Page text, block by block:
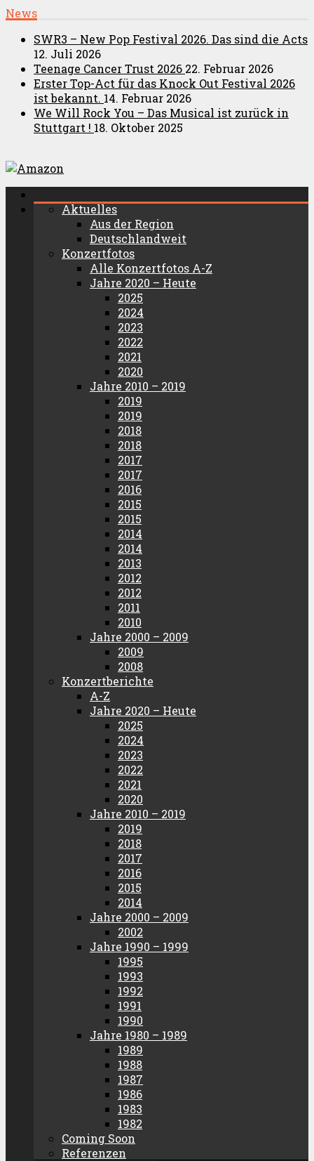
News
SWR3 – New Pop Festival 2026. Das sind die Acts
12. Juli 2026
Teenage Cancer Trust 2026 22. Februar 2026
Erster Top-Act für das Knock Out Festival 2026
ist bekannt. 14. Februar 2026
We Will Rock You – Das Musical ist zurück in
Stuttgart ! 18. Oktober 2025
Aktuelles
Aus der Region
Deutschlandweit
Konzertfotos
Alle Konzertfotos A-Z
Jahre 2020 – Heute
2025
2024
2023
2022
2021
2020
Jahre 2010 – 2019
2019
2019
2018
2018
2017
2017
2016
2015
2015
2014
2014
2013
2012
2012
2011
2010
Jahre 2000 – 2009
2009
2008
Konzertberichte
A-Z
Jahre 2020 – Heute
2025
2024
2023
2022
2021
2020
Jahre 2010 – 2019
2019
2018
2017
2016
2015
2014
Jahre 2000 – 2009
2002
Jahre 1990 – 1999
1995
1993
1992
1991
1990
Jahre 1980 – 1989
1989
1988
1987
1986
1983
1982
Coming Soon
Referenzen